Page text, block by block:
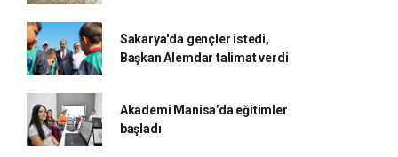
Sakarya'da gençler istedi,
Başkan Alemdar talimat verdi
Akademi Manisa’da eğitimler
başladı